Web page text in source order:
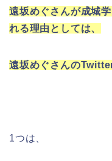
遠坂めぐさんが成城
れる理由としては、
遠坂めぐさんの
1つは、